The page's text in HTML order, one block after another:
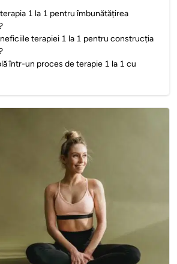
1 la 1 pentru îmbunătățirea
terapiei 1 la 1 pentru construcția
într-un proces de terapie 1 la 1 cu